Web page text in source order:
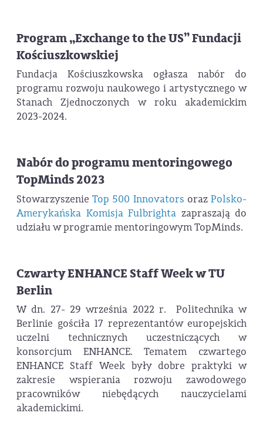
Program „Exchange to the US” Fundacji
Kościuszkowskiej
Fundacja Kościuszkowska ogłasza nabór do
programu rozwoju naukowego i artystycznego w
Stanach Zjednoczonych w roku akademickim
2023-2024.
Nabór do programu mentoringowego
TopMinds 2023
StowarzyszenieTop 500 Innovators orazPolsko-
Amerykańska Komisja Fulbrighta zapraszają do
udziału w programie mentoringowym TopMinds.
Czwarty ENHANCE Staff Week w TU
Berlin
W dn. 27- 29 września 2022 r. Politechnika w
Berlinie gościła 17 reprezentantów europejskich
uczelni technicznych uczestniczących w
konsorcjum ENHANCE. Tematem czwartego
ENHANCE Staff Week były dobre praktyki w
zakresie wspierania rozwoju zawodowego
pracowników niebędących nauczycielami
akademickimi.